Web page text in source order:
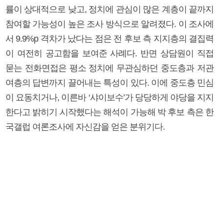
률이 상대적으로 낮고, 정치에 관심이 많은 계층이 끝까지
참여할 가능성이 높은 조사 방식으로 알려졌다. 이 조사에
서 9.9%p 격차가 났다는 점은 전 후보 측 지지층의 결집력
이 여전히 공고함을 보여준 사례다. 반면 상담원이 직접
묻는 전화면접은 평소 정치에 무관심하던 중도층과 저관
여층의 답변까지 끌어내는 특성이 있다. 이에 중도층 민심
이 요동치거나, 이른바 ‘샤이보수’가 당당하게 야당을 지지
한다고 밝히기 시작했다는 해석이 가능해 박 후보 측은 한
국갤럽 여론조사에 자신감을 얻은 분위기다.